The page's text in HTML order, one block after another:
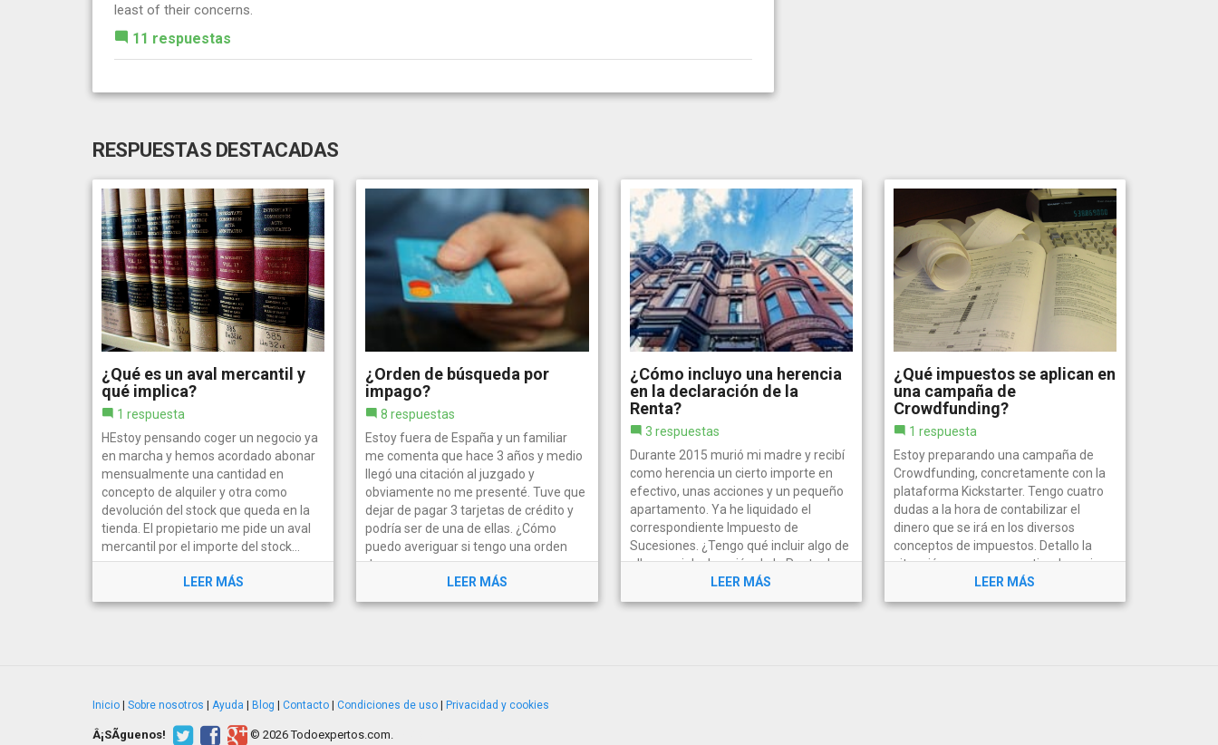
least of their concerns.
11 respuestas
RESPUESTAS DESTACADAS
LEER MÁS
¿Qué es un aval mercantil y
qué implica?
1 respuesta
HEstoy pensando coger un negocio ya
en marcha y hemos acordado abonar
mensualmente una cantidad en
concepto de alquiler y otra como
devolución del stock que queda en la
tienda. El propietario me pide un aval
mercantil por el importe del stock...
LEER MÁS
¿Orden de búsqueda por
impago?
8 respuestas
Estoy fuera de España y un familiar
me comenta que hace 3 años y medio
llegó una citación al juzgado y
obviamente no me presenté. Tuve que
dejar de pagar 3 tarjetas de crédito y
podría ser de una de ellas. ¿Cómo
puedo averiguar si tengo una orden
de...
LEER MÁS
¿Cómo incluyo una herencia
en la declaración de la
Renta?
3 respuestas
Durante 2015 murió mi madre y recibí
como herencia un cierto importe en
efectivo, unas acciones y un pequeño
apartamento. Ya he liquidado el
correspondiente Impuesto de
Sucesiones. ¿Tengo qué incluir algo de
ello en mi declaración de la Renta de
LEER MÁS
¿Qué impuestos se aplican en
una campaña de
Crowdfunding?
1 respuesta
Estoy preparando una campaña de
Crowdfunding, concretamente con la
plataforma Kickstarter. Tengo cuatro
dudas a la hora de contabilizar el
dinero que se irá en los diversos
conceptos de impuestos. Detallo la
situación para que se entienda mejor
Inicio Sobre nosotros Ayuda Blog Contacto Condiciones de uso Privacidad y cookies
Â¡SÃ­guenos! © 2026 Todoexpertos.com.